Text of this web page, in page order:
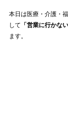
本日は医療・介護・
して 「営業に行かな
ます。